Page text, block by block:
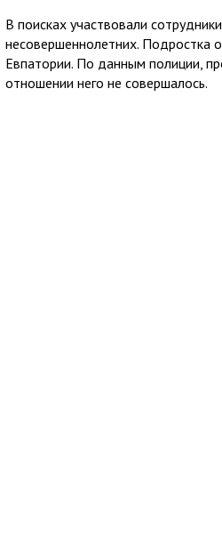
В поисках участвовали
несовершеннолетних. Подростка
Евпатории. По данным полиции,
отношении него не совершалось.